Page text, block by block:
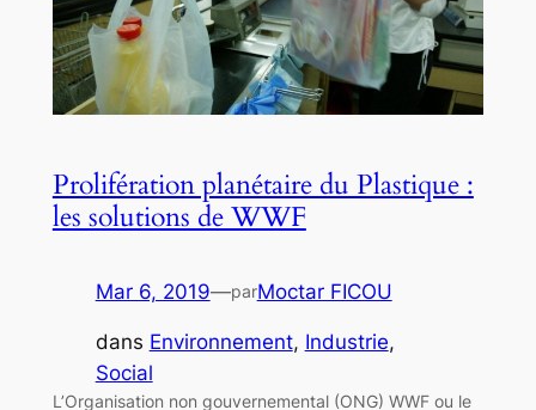
Prolifération planétaire du Plastique :
les solutions de WWF
Mar 6, 2019—parMoctar FICOU
dans Environnement, Industrie
Social
L’Organisation non gouvernemental (ONG) WWF ou le